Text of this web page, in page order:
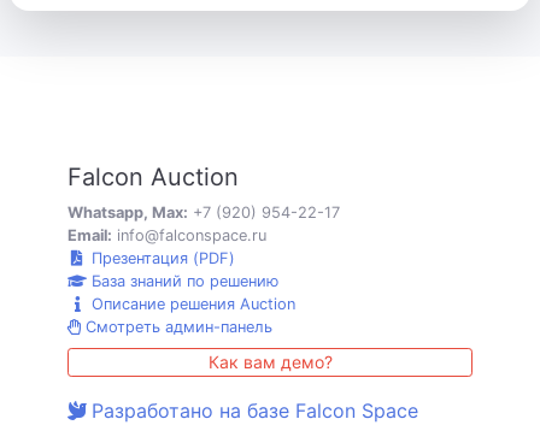
Falcon Auction
Whatsapp, Max: +7 (920) 954-22-17
Email: info@falconspace.ru
Презентация (PDF)
База знаний по решению
Описание решения Auction
Смотреть админ-панель
Как вам демо?
Разработано на базе Falcon Space